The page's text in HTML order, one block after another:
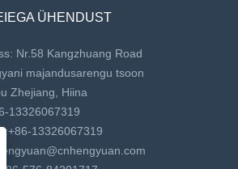
ÜHENDUST
Nr.58 Kangzhuang Road
majandusarengu tsoon
Zhejiang, Hiina
13326067319
+86-13326067319
hengyuan@cnhengyuan.com